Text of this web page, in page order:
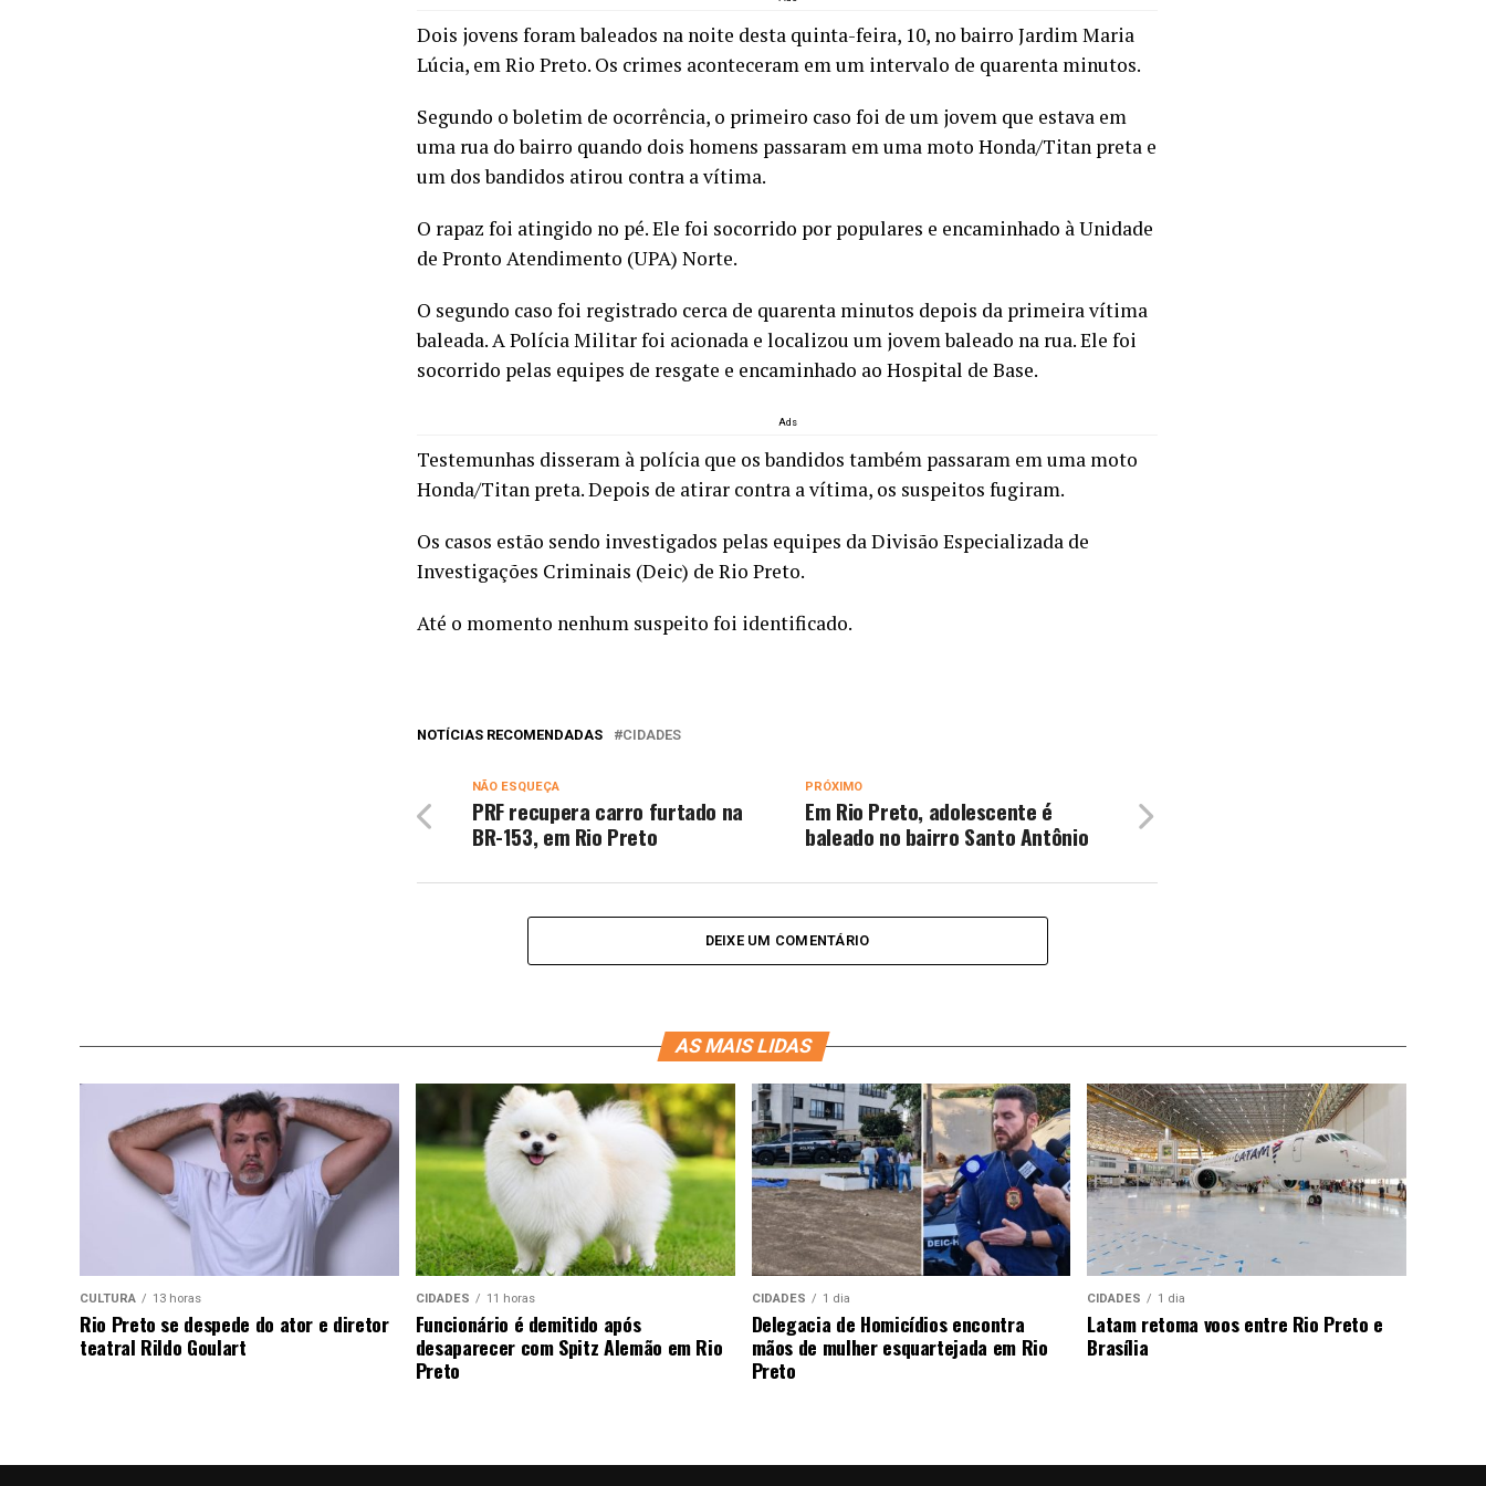
Dois jovens foram baleados na noite desta quinta-feira, 10, no bairro Jardim Maria
Lúcia, em Rio Preto. Os crimes aconteceram em um intervalo de quarenta minutos.
Segundo o boletim de ocorrência, o primeiro caso foi de um jovem que estava em
uma rua do bairro quando dois homens passaram em uma moto Honda/Titan preta e
um dos bandidos atirou contra a vítima.
O rapaz foi atingido no pé. Ele foi socorrido por populares e encaminhado à Unidade
de Pronto Atendimento (UPA) Norte.
O segundo caso foi registrado cerca de quarenta minutos depois da primeira vítima
baleada. A Polícia Militar foi acionada e localizou um jovem baleado na rua. Ele foi
socorrido pelas equipes de resgate e encaminhado ao Hospital de Base.
Ads
Testemunhas disseram à polícia que os bandidos também passaram em uma moto
Honda/Titan preta. Depois de atirar contra a vítima, os suspeitos fugiram.
Os casos estão sendo investigados pelas equipes da Divisão Especializada de
Investigações Criminais (Deic) de Rio Preto.
Até o momento nenhum suspeito foi identificado.
NOTÍCIAS RECOMENDADAS CIDADES
PRÓXIMO
Em Rio Preto, adolescente é
baleado no bairro Santo Antônio
NÃO ESQUEÇA
PRF recupera carro furtado na
BR-153, em Rio Preto
DEIXE UM COMENTÁRIO
AS MAIS LIDAS
CULTURA 13 horas
Rio Preto se despede do ator e diretor
teatral Rildo Goulart
CIDADES 11 horas
Funcionário é demitido após
desaparecer com Spitz Alemão em Rio
Preto
CIDADES 1 dia
Delegacia de Homicídios encontra
mãos de mulher esquartejada em Rio
Preto
CIDADES 1 dia
Latam retoma voos entre Rio Preto e
Brasília